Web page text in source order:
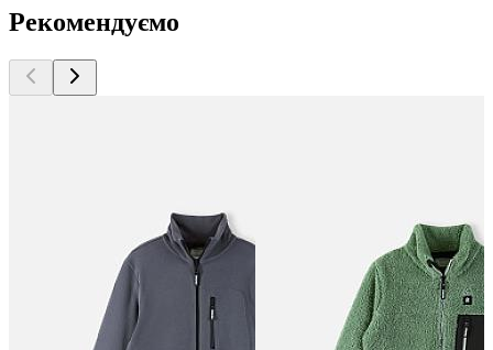
Рекомендуємо